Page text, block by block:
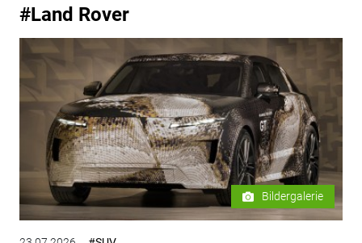
#Land Rover
Bildergalerie